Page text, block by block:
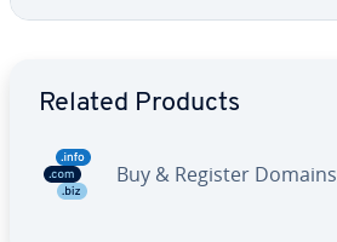
Related Products
Buy & Register Domains